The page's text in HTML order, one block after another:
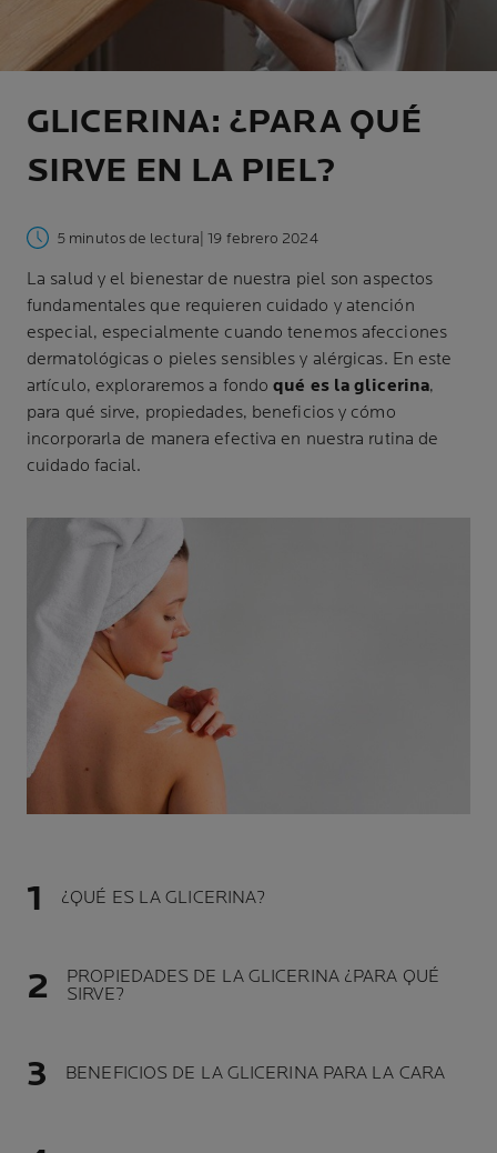
GLICERINA: ¿PARA QUÉ
SIRVE EN LA PIEL?
5 minutos de lectura | 19 febrero 2024
La salud y el bienestar de nuestra piel son aspectos
fundamentales que requieren cuidado y atención
especial, especialmente cuando tenemos afecciones
dermatológicas o pieles sensibles y alérgicas. En este
artículo, exploraremos a fondoqué es la glicerina,
para qué sirve, propiedades, beneficios y cómo
incorporarla de manera efectiva en nuestra rutina de
cuidado facial.
¿QUÉ ES LA GLICERINA?
PROPIEDADES DE LA GLICERINA ¿PARA QUÉ
SIRVE?
BENEFICIOS DE LA GLICERINA PARA LA CARA